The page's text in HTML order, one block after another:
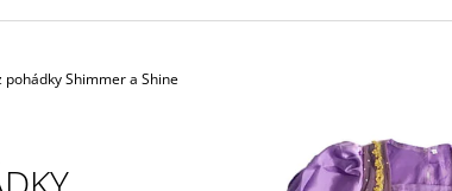
Shimmer a Shine
KOSTÝM PRINCEZNA ANNA LEDOVÉ